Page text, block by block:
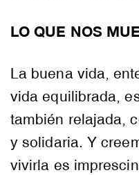
LO QUE NOS
La buena vida,
vida equilibrada,
también relajada,
y solidaria. Y
vivirla es